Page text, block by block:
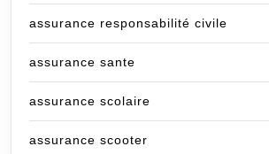
assurance responsabilité civile
assurance sante
assurance scolaire
assurance scooter